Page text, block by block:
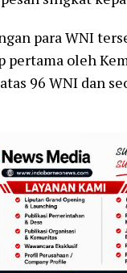
para WNI
pertama oleh
96 WNI dan